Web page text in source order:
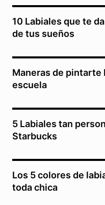
10 Labiales que te
de tus sueños
Maneras de pintarte
escuela
5 Labiales tan
Starbucks
Los 5 colores de
toda chica